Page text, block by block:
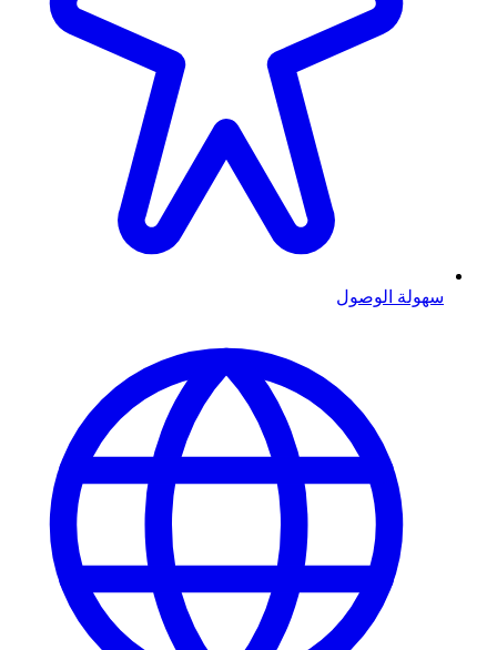
سهولة الوصول